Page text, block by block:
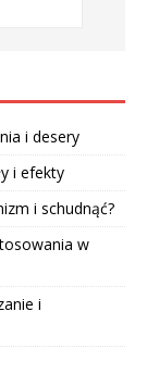
i desery
i efekty
i schudnąć?
w
i